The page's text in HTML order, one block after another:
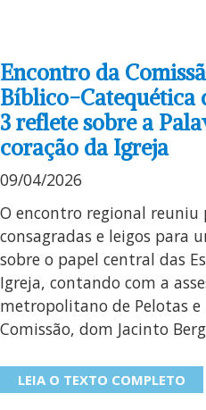
Encontro da
Bíblico-Catequética
3 reflete sobre a
coração da Igreja
09/04/2026
O encontro regional reuniu
consagradas e leigos para
sobre o papel central das
Igreja, contando com a
metropolitano de Pelotas e
Comissão, dom Jacinto
LEIA O TEXTO COMPLETO